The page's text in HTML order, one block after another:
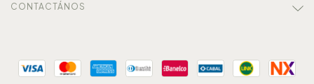
CONTACTÁNOS